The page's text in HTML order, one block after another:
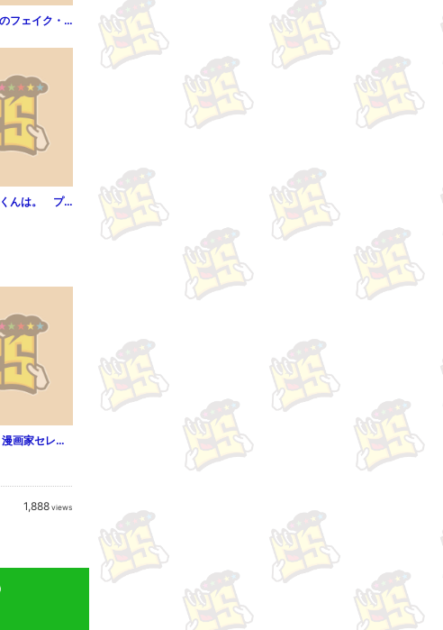
イケない身体のフェイク・スター（1）
私の町の千葉くんは。 プチキス（1）
ハーレクイン 漫画家セレクション vol.9
1,888 views